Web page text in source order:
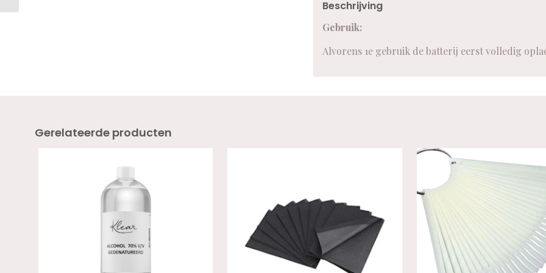
Beschrijving
Gebruik:
Alvorens 1e gebruik de batterij eerst volledig
Gerelateerde producten